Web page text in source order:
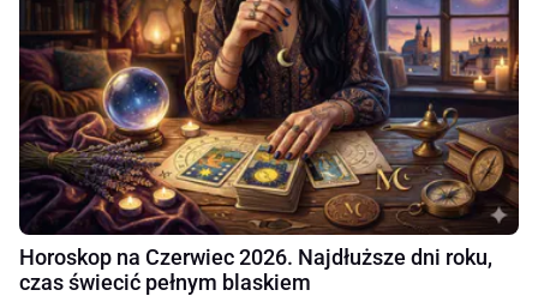
Horoskop na Czerwiec 2026. Najdłuższe dni roku,
czas świecić pełnym blaskiem